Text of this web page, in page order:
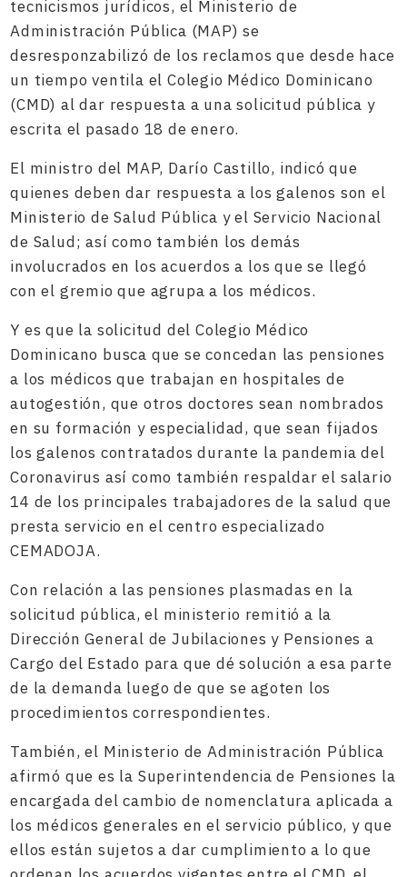
tecnicismos jurídicos, el Ministerio de
Administración Pública (MAP) se
desresponzabilizó de los reclamos que desde hace
un tiempo ventila el Colegio Médico Dominicano
(CMD) al dar respuesta a una solicitud pública y
escrita el pasado 18 de enero.
El ministro del MAP, Darío Castillo, indicó que
quienes deben dar respuesta a los galenos son el
Ministerio de Salud Pública y el Servicio Nacional
de Salud; así como también los demás
involucrados en los acuerdos a los que se llegó
con el gremio que agrupa a los médicos.
Y es que la solicitud del Colegio Médico
Dominicano busca que se concedan las pensiones
a los médicos que trabajan en hospitales de
autogestión, que otros doctores sean nombrados
en su formación y especialidad, que sean fijados
los galenos contratados durante la pandemia del
Coronavirus así como también respaldar el salario
14 de los principales trabajadores de la salud que
presta servicio en el centro especializado
CEMADOJA.
Con relación a las pensiones plasmadas en la
solicitud pública, el ministerio remitió a la
Dirección General de Jubilaciones y Pensiones a
Cargo del Estado para que dé solución a esa parte
de la demanda luego de que se agoten los
procedimientos correspondientes.
También, el Ministerio de Administración Pública
afirmó que es la Superintendencia de Pensiones la
encargada del cambio de nomenclatura aplicada a
los médicos generales en el servicio público, y que
ellos están sujetos a dar cumplimiento a lo que